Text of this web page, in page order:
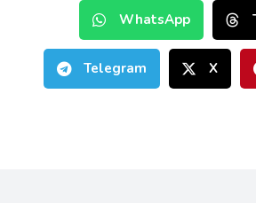
WhatsApp
Telegram X